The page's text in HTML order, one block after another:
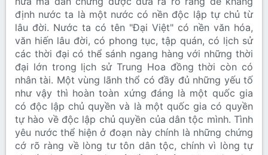
định nước ta là một nước có nền độc lập tự chủ từ
lâu đời. Nước ta có tên "Đại Việt" có nền văn hóa,
văn hiến lâu đời, có phong tục, tập quán, có lịch sử
các thời đại có thể sánh ngang hàng với những thời
đại lớn trong lịch sử Trung Hoa đồng thời còn có
nhân tài. Một vùng lãnh thổ có đầy đủ những yếu tố
như vậy thì hoàn toàn xứng đáng là một quốc gia
có độc lập chủ quyền và là một quốc gia có quyền
tự hào về độc lập chủ quyền của dân tộc mình. Tình
yêu nước thể hiện ở đoạn này chính là những chứng
cớ rõ ràng về lòng tư tôn dân tộc, chính vì lòng tự